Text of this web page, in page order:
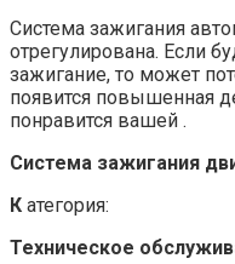
Система зажигания
отрегулирована. Если
зажигание, то может
появится повышенная
понравится вашей .
Cистема зажигания
К атегория:
Техническое